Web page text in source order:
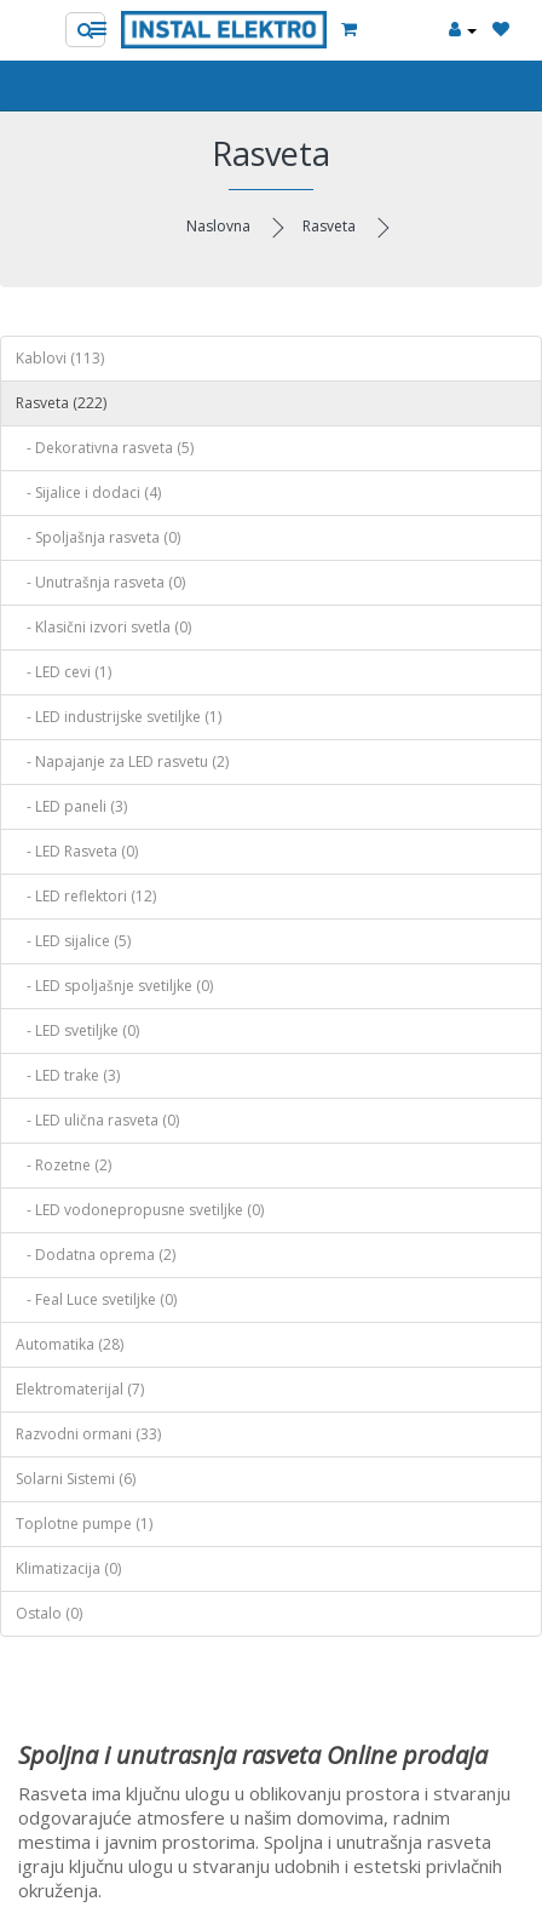
Rasveta
Naslovna Rasveta
Kablovi (113)
Rasveta (222)
- Dekorativna rasveta (5)
- Sijalice i dodaci (4)
- Spoljašnja rasveta (0)
- Unutrašnja rasveta (0)
- Klasični izvori svetla (0)
- LED cevi (1)
- LED industrijske svetiljke (1)
- Napajanje za LED rasvetu (2)
- LED paneli (3)
- LED Rasveta (0)
- LED reflektori (12)
- LED sijalice (5)
- LED spoljašnje svetiljke (0)
- LED svetiljke (0)
- LED trake (3)
- LED ulična rasveta (0)
- Rozetne (2)
- LED vodonepropusne svetiljke (0)
- Dodatna oprema (2)
- Feal Luce svetiljke (0)
Automatika (28)
Elektromaterijal (7)
Razvodni ormani (33)
Solarni Sistemi (6)
Toplotne pumpe (1)
Klimatizacija (0)
Ostalo (0)
Spoljna i unutrasnja rasveta Online prodaja
Rasveta ima ključnu ulogu u oblikovanju prostora i stvaranju
odgovarajuće atmosfere u našim domovima, radnim
mestima i javnim prostorima. Spoljna i unutrašnja rasveta
igraju ključnu ulogu u stvaranju udobnih i estetski privlačnih
okruženja.